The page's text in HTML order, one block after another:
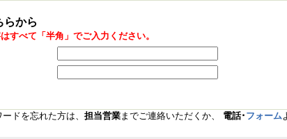
らから
すべて「半角」でご入力ください。
ードを忘れた方は、 担当営業までご連絡いただくか、 電話･ フォーム